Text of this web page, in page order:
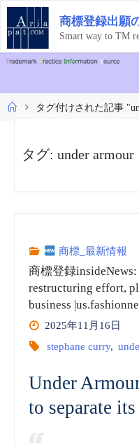
コ
テ
ン
ツ
ス
キ
商標登録出願
Smart way to TM
ホ
タグ付けされた記事
タグ:under armour
商標_最新情報
商標登録
restructuring effort,
business
2025年11月16日
stephane curry,
Under
to separate